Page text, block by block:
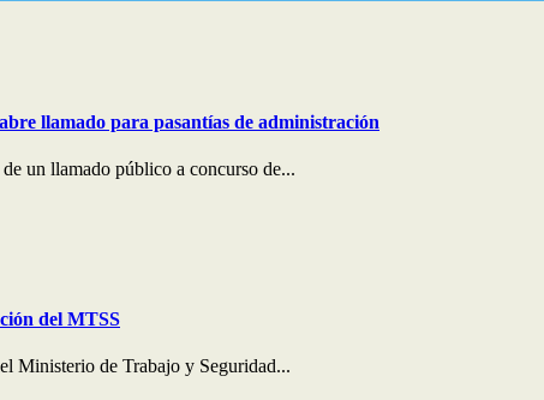
llamado para pasantías de administración
un llamado público a concurso de...
del MTSS
Ministerio de Trabajo y Seguridad...